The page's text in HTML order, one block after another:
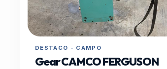
DESTACO - CAMPO
Gear CAMCO FERGUSON